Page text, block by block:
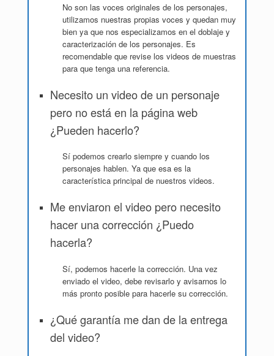
No son las voces originales de los personajes,
utilizamos nuestras propias voces y quedan muy
bien ya que nos especializamos en el doblaje y
caracterización de los personajes. Es
recomendable que revise los videos de muestras
para que tenga una referencia.
Necesito un video de un personaje
pero no está en la página web
¿Pueden hacerlo?
Sí podemos crearlo siempre y cuando los
personajes hablen. Ya que esa es la
característica principal de nuestros videos.
Me enviaron el video pero necesito
hacer una corrección ¿Puedo
hacerla?
Sí, podemos hacerle la corrección. Una vez
enviado el video, debe revisarlo y avisarnos lo
más pronto posible para hacerle su corrección.
¿Qué garantía me dan de la entrega
del video?